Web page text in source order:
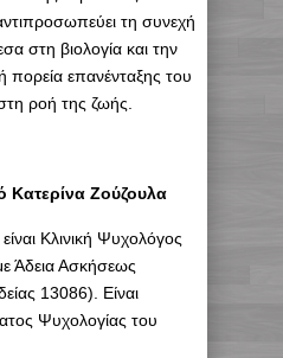
τη συνεχή
στη βιολογία και την
πορεία επανένταξης του
ροή της ζωής.
Κατερίνα Ζούζουλα
Κλινική Ψυχολόγος
Άδεια Ασκήσεως
13086). Είναι
Ψυχολογίας του